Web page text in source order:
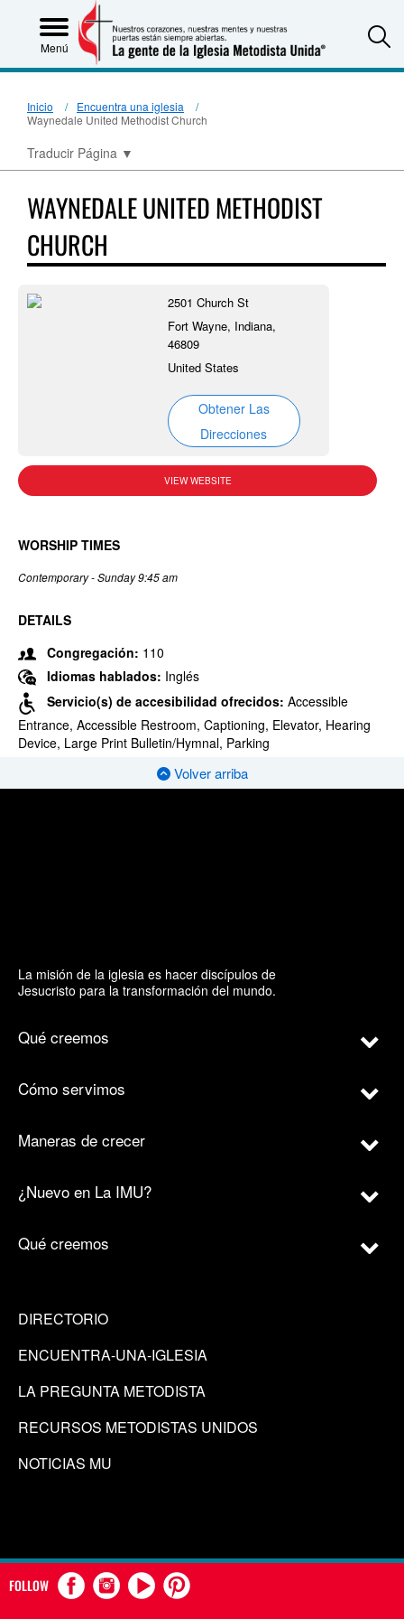
Menú
Inicio
Encuentra una iglesia
Waynedale United Methodist Church
Traducir Página ▼
WAYNEDALE UNITED METHODIST
CHURCH
2501 Church St
Fort Wayne, Indiana,
46809
United States
Obtener Las
Direcciones
VIEW WEBSITE
WORSHIP TIMES
Contemporary - Sunday 9:45 am
DETAILS
Congregación: 110
Idiomas hablados: Inglés
Servicio(s) de accesibilidad ofrecidos: Accessible
Entrance, Accessible Restroom, Captioning, Elevator, Hearing
Device, Large Print Bulletin/Hymnal, Parking
Volver arriba
La misión de la iglesia es hacer discípulos de
Jesucristo para la transformación del mundo.
Qué creemos
Cómo servimos
Maneras de crecer
¿Nuevo en La IMU?
Qué creemos
DIRECTORIO
ENCUENTRA-UNA-IGLESIA
LA PREGUNTA METODISTA
RECURSOS METODISTAS UNIDOS
NOTICIAS MU
FOLLOW